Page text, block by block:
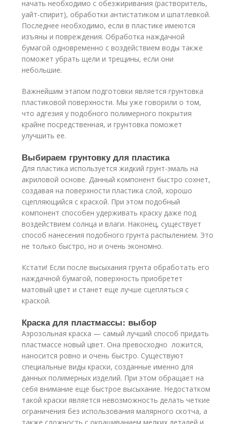
начать необходимо с обезжиривания (растворитель,
уайт-спирит), обработки антистатиком и шпатлевкой.
Последнее необходимо, если в пластике имеются
изъяны и повреждения. Обработка наждачной
бумагой одновременно с воздействием воды также
поможет убрать щели и трещины, если они
небольшие.
Важнейшим этапом подготовки является грунтовка
пластиковой поверхности. Мы уже говорили о том,
что адгезия у подобного полимерного покрытия
крайне посредственная, и грунтовка поможет
улучшить ее.
Выбираем грунтовку для пластика
Для пластика используется жидкий грунт-эмаль на
акриловой основе. Данный компонент быстро сохнет,
создавая на поверхности пластика слой, хорошо
сцепляющийся с краской. При этом подобный
компонент способен удерживать краску даже под
воздействием солнца и влаги. Наконец, существует
способ нанесения подобного грунта распылением. Это
не только быстро, но и очень экономно.
Кстати! Если после высыхания грунта обработать его
наждачной бумагой, поверхность приобретет
матовый цвет и станет еще лучше сцепляться с
краской.
Краска для пластмассы: выбор
Аэрозольная краска — самый лучший способ придать
пластмассе новый цвет. Она превосходно ложится,
наносится ровно и очень быстро. Существуют
специальные виды краски, созданные именно для
данных полимерных изделий. При этом обращает на
себя внимание еще быстрое высыхание. Недостатком
такой краски является невозможность делать четкие
ограничения без использования малярного скотча, а